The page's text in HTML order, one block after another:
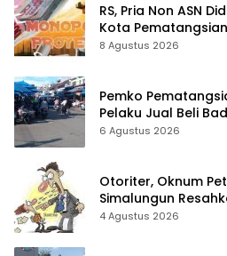
RS, Pria Non ASN
Kota
Proyek ke Kontraktor
8 Agustus 2026
Pemko
Pelaku Jual Beli
6 Agustus 2026
Otoriter, Oknum
Simalungun
4 Agustus 2026